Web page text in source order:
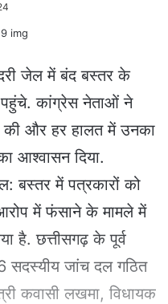
जेल में बंद बस्तर के
पहुंचे. कांग्रेस नेताओं ने
और हर हालत में उनका
आश्वासन दिया.
बस्तर में पत्रकारों को
में फंसाने के मामले में
है. छत्तीसगढ़ के पूर्व
सदस्यीय जांच दल गठित
कवासी लखमा, विधायक